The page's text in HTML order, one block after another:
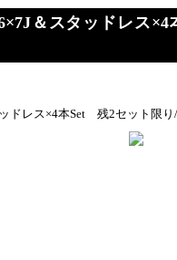
＆スタッドレス
ドレス×4本Set 残2セット限り